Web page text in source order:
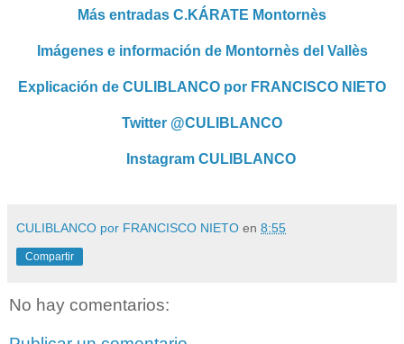
Más entradas C.KÁRATE Montornès
Imágenes e información de Montornès del Vallès
Explicación de CULIBLANCO por FRANCISCO NIETO
Twitter @CULIBLANCO
Instagram CULIBLANCO
CULIBLANCO por FRANCISCO NIETO en 8:55
Compartir
No hay comentarios: